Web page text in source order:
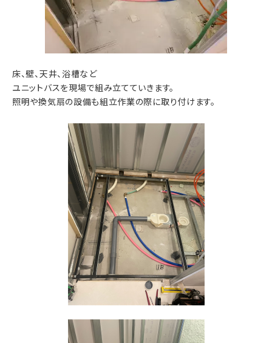
床、壁、天井、浴槽など
ユニットバスを現場で組み立てていきます。
照明や換気扇の設備も組立作業の際に取り付けます。